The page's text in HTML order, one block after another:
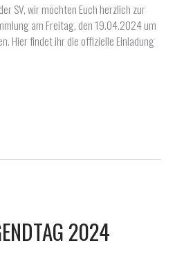
SV, wir möchten Euch herzlich zur
am Freitag, den 19.04.2024 um
Hier findet ihr die offizielle Einladung
2024